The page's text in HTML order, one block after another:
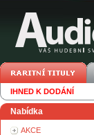
IHNED K DODÁNÍ
Nabídka
AKCE